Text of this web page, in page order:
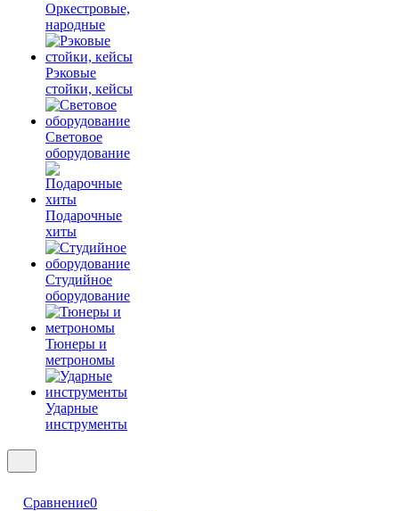
Оркестровые,
народные
Рэковые
стойки, кейсы
Световое
оборудование
Подарочные
хиты
Студийное
оборудование
Тюнеры и
метрономы
Ударные
инструменты
Сравнение0